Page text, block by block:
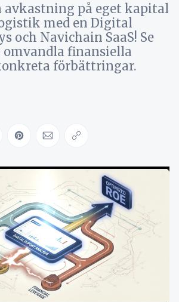
avkastning på eget kapital
med en Digital
och Navichain SaaS! Se
finansiella
förbättringar.
Facebook
on LinkedIn
Share on Pinterest
Share via Email
Copy link